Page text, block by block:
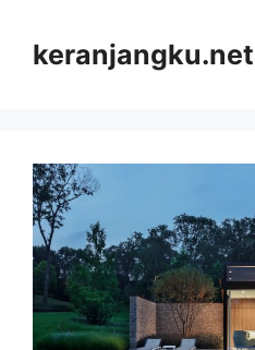
contentkeranjangku.net